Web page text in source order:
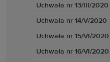
Uchwała nr 13/III/2020
Uchwała nr 14/V/2020
Uchwała nr 15/VI/2020
Uchwała nr 16/VI/2020